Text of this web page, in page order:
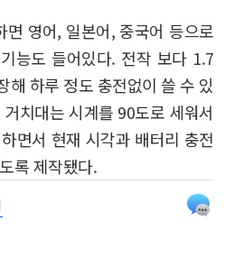
면 영어, 일본어, 중국어 등으로
능도 들어있다. 전작 보다 1.7
해 하루 정도 충전없이 쓸 수 있
치대는 시계를 90도로 세워서
면서 현재 시각과 배터리 충전
록 제작됐다.